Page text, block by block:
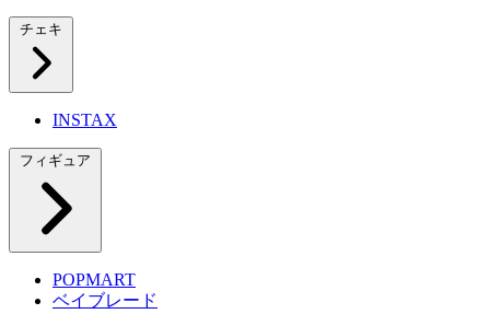
チェキ
INSTAX
フィギュア
POPMART
ベイブレード